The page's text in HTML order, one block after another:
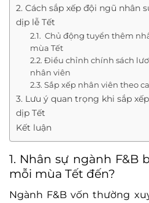
2. Cách sắp xếp đội ngũ nhân
dịp lễ Tết
2.1. Chủ động tuyển thêm
mùa Tết
2.2. Điều chỉnh chính sách
nhân viên
2.3. Sắp xếp nhân viên theo
3. Lưu ý quan trọng khi sắp
dịp Tết
Kết luận
1. Nhân sự ngành F&B
mỗi mùa Tết đến?
Ngành F&B vốn thường